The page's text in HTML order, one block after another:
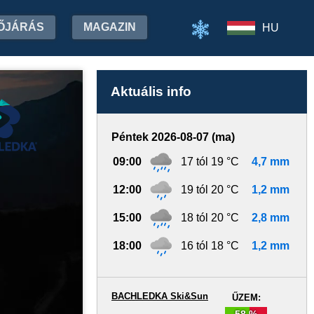
MAGAZIN HU
Aktuális info
Péntek 2026-08-07 (ma)
09:00 17 tól 19 °C 4,7 mm
12:00 19 tól 20 °C 1,2 mm
15:00 18 tól 20 °C 2,8 mm
18:00 16 tól 18 °C 1,2 mm
ŰZEM:
BACHLEDKA Ski&Sun